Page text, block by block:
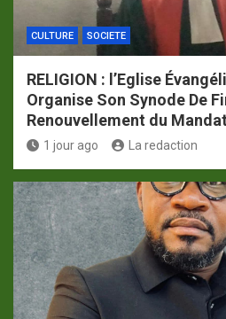
CULTURE SOCIETE
RELIGION : l’Eglise
Organise Son Synode De
Renouvellement du Mandat
1 jour ago La redaction